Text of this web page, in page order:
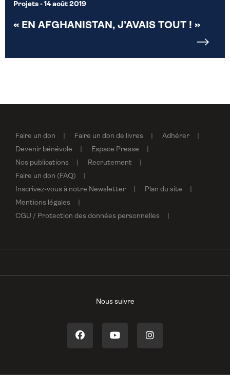
Projets - 14 août 2019
« EN AFGHANISTAN, J’AVAIS TOUT ! »
Faire un don Faire un don de livres
Adhérer
Devenir bénévole
Espace Presse
Nos publications
Recrutement
Faire un don (FAQ)
Inscrivez-vous à notre Newsletter
Plan du site
Mentions légales
CGU / Protection des données personnelles
Nous suivre